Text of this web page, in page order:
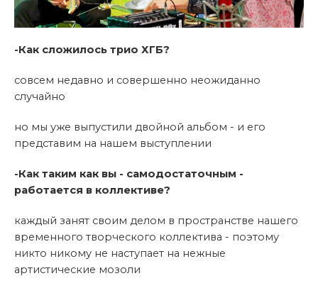
-Как сложилось трио ХГБ?
совсем недавно и совершенно неожиданно
случайно
но мы уже выпустили двойной альбом - и его
представим на нашем выступлении
-Как таким как вы - самодостаточным -
работается в коллективе?
каждый занят своим делом в пространстве нашего
временного творческого коллектива - поэтому
никто никому не наступает на нежные
артистические мозоли